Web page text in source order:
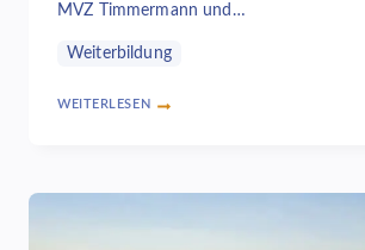
MVZ Timmermann und…
Weiterbildung
WEITERLESEN
SYSTEMISCHE